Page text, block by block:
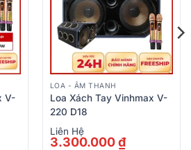
V-
LOA - ÂM THANH
Loa Xách Tay Vinhmax V-
220 D18
3.300.000₫
Liên Hệ